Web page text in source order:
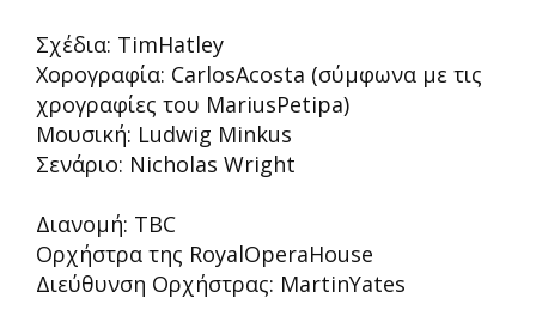
Σχέδια: TimHatley
Χορογραφία: CarlosAcosta (σύμφωνα με τις
χρογραφίες του MariusPetipa)
Μουσική: Ludwig Minkus
Σενάριο: Nicholas Wright
Διανομή: TBC
Ορχήστρα της RoyalOperaHouse
Διεύθυνση Ορχήστρας: MartinYates